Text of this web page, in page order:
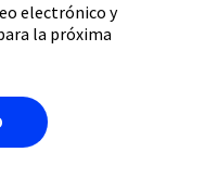
electrónico y
la próxima